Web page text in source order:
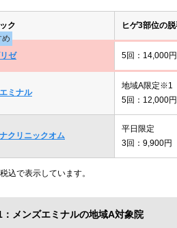
ク ヒゲ3部位の
め
ゼ
5回：14,000円
ミナル
地域A限定※1
5回：12,000円
クリニックオム
平日限定
3回：9,900円
込で表示しています。
メンズエミナルの地域A対象院